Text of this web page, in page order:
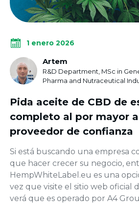
1 enero 2026
Artem
R&D Department, MSc in
Pharma and Nutraceutical
Pida aceite de CBD de
completo al por mayor
proveedor de confianza
Si está buscando una empresa
que hacer crecer su negocio,
HempWhiteLabel.eu es una
vez que visite el sitio web oficial
verá que es operado por A4